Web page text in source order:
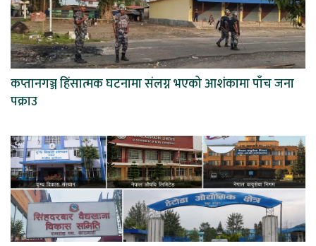
कप्तानगञ्ज हिंसात्मक घटनामा संलग्न भएको आशंकामा पाँच जना
पक्राउ